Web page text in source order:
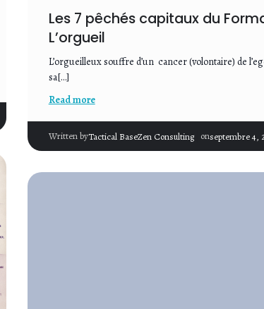
Les 7 pêchés capitaux du
L’orgueil
L’orgueilleux souffre d’un cancer (volontaire) de
sa[…]
Read more
Written byTactical BaseZen Consulting onseptembre 4,